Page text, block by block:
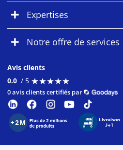
Expertises
Notre offre de services
Avis clients
0.0 / 5 ★★★★★
★★★★★
0 avis clients certifiés par